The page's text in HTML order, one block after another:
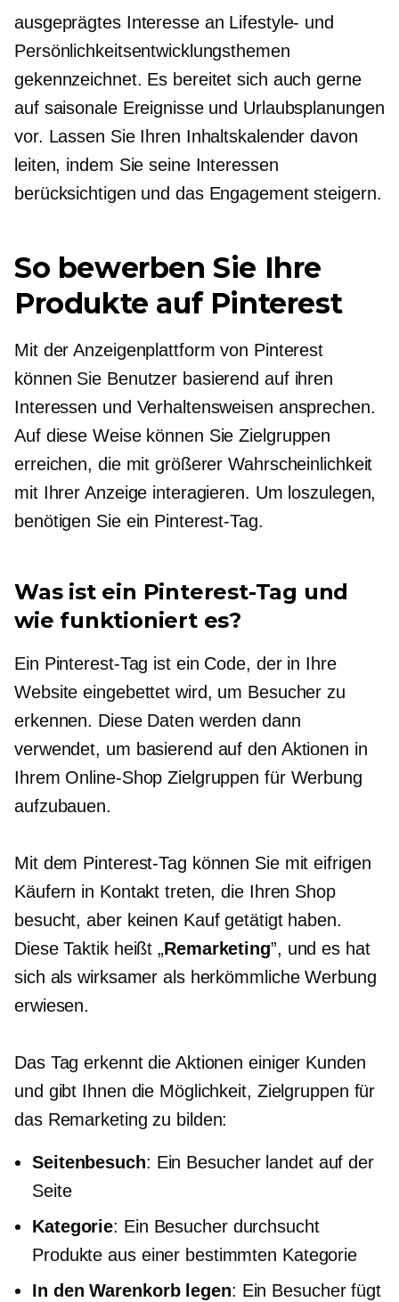
ausgeprägtes Interesse an Lifestyle- und
Persönlichkeitsentwicklungsthemen
gekennzeichnet. Es bereitet sich auch gerne
auf saisonale Ereignisse und Urlaubsplanungen
vor. Lassen Sie Ihren Inhaltskalender davon
leiten, indem Sie seine Interessen
berücksichtigen und das Engagement steigern.
So bewerben Sie Ihre
Produkte auf Pinterest
Mit der Anzeigenplattform von Pinterest
können Sie Benutzer basierend auf ihren
Interessen und Verhaltensweisen ansprechen.
Auf diese Weise können Sie Zielgruppen
erreichen, die mit größerer Wahrscheinlichkeit
mit Ihrer Anzeige interagieren. Um loszulegen,
benötigen Sie ein Pinterest-Tag.
Was ist ein Pinterest-Tag und
wie funktioniert es?
Ein Pinterest-Tag ist ein Code, der in Ihre
Website eingebettet wird, um Besucher zu
erkennen. Diese Daten werden dann
verwendet, um basierend auf den Aktionen in
Ihrem Online-Shop Zielgruppen für Werbung
aufzubauen.
Mit dem Pinterest-Tag können Sie mit eifrigen
Käufern in Kontakt treten, die Ihren Shop
besucht, aber keinen Kauf getätigt haben.
Diese Taktik heißt „Remarketing”, und es hat
sich als wirksamer als herkömmliche Werbung
erwiesen.
Das Tag erkennt die Aktionen einiger Kunden
und gibt Ihnen die Möglichkeit, Zielgruppen für
das Remarketing zu bilden:
Seitenbesuch: Ein Besucher landet auf der
Seite
Kategorie: Ein Besucher durchsucht
Produkte aus einer bestimmten Kategorie
In den Warenkorb legen: Ein Besucher fügt